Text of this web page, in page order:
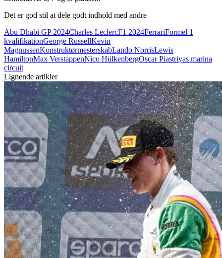
Det er god stil at dele godt indhold med andre
Abu Dhabi GP 2024Charles LeclercF1 2024FerrariFormel 1
kvalifikationGeorge RussellKevin
MagnussenKonstruktørmesterskabLando NorrisLewis
HamiltonMax VerstappenNico HülkenbergOscar Piastriyas marina
circuit
Lignende artikler